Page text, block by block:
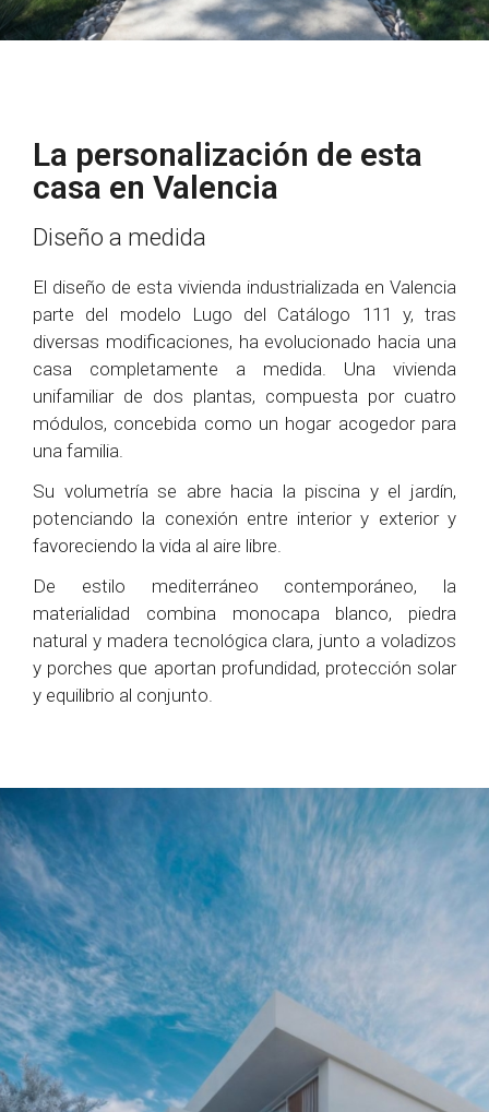
La personalización de esta
casa en Valencia
Diseño a medida
El diseño de esta vivienda industrializada en Valencia
parte del modelo Lugo del Catálogo 111 y, tras
diversas modificaciones, ha evolucionado hacia una
casa completamente a medida. Una vivienda
unifamiliar de dos plantas, compuesta por cuatro
módulos, concebida como un hogar acogedor para
una familia.
Su volumetría se abre hacia la piscina y el jardín,
potenciando la conexión entre interior y exterior y
favoreciendo la vida al aire libre.
De estilo mediterráneo contemporáneo, la
materialidad combina monocapa blanco, piedra
natural y madera tecnológica clara, junto a voladizos
y porches que aportan profundidad, protección solar
y equilibrio al conjunto.